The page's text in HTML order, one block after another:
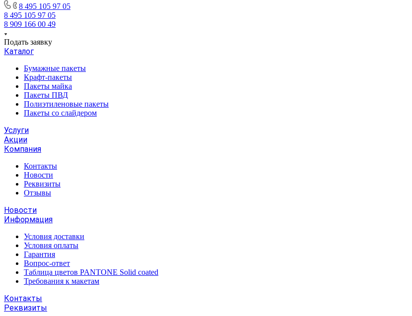
8 495 105 97 05
8 495 105 97 05
8 909 166 00 49
Подать заявку
Каталог
Бумажные пакеты
Крафт-пакеты
Пакеты майка
Пакеты ПВД
Полиэтиленовые пакеты
Пакеты со слайдером
Услуги
Акции
Компания
Контакты
Новости
Реквизиты
Отзывы
Новости
Информация
Условия доставки
Условия оплаты
Гарантия
Вопрос-ответ
Таблица цветов PANTONE Solid coated
Требования к макетам
Контакты
Реквизиты